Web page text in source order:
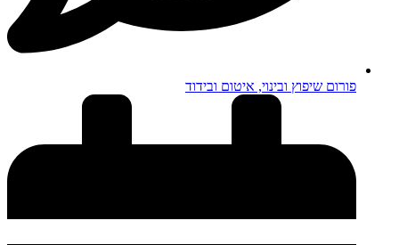
פורום שיפוץ ובינוי, איטום ובידוד